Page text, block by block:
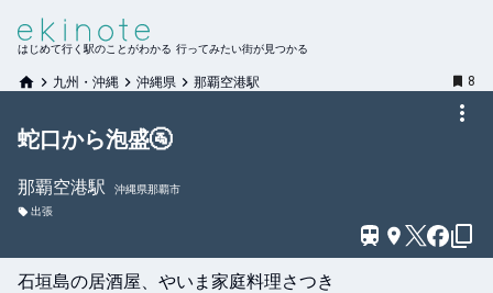
はじめて行く駅のことがわかる 行ってみたい街が見つかる
九州・沖縄 沖縄県 那覇空港駅 8
蛇口から泡盛🚰
那覇空港駅
沖縄県那覇市
出張
石垣島の居酒屋、やいま家庭料理さつき